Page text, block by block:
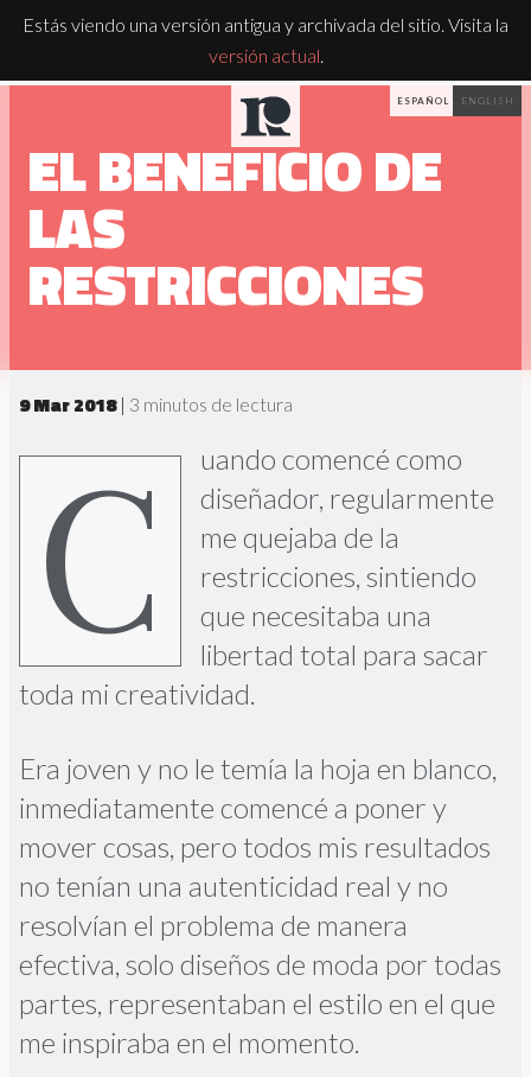
Estás viendo una versión antigua y archivada del sitio. Visita la
versión actual.
ESPAÑOL ENGLISH
EL BENEFICIO DE
LAS
RESTRICCIONES
9 Mar 2018| 3 minutos de lectura
Cuando comencé como
diseñador, regularmente
me quejaba de la
restricciones, sintiendo
que necesitaba una
libertad total para sacar
toda mi creatividad.
Era joven y no le temía la hoja en blanco,
inmediatamente comencé a poner y
mover cosas, pero todos mis resultados
no tenían una autenticidad real y no
resolvían el problema de manera
efectiva, solo diseños de moda por todas
partes, representaban el estilo en el que
me inspiraba en el momento.